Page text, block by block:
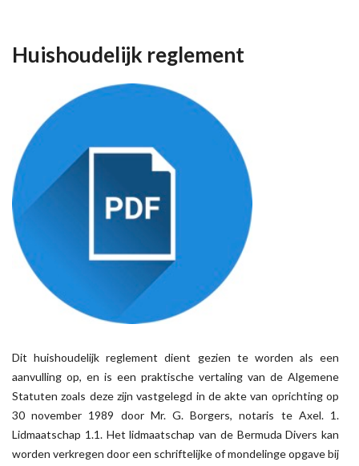
Huishoudelijk reglement
Dit huishoudelijk reglement dient gezien te worden als een
aanvulling op, en is een praktische vertaling van de Algemene
Statuten zoals deze zijn vastgelegd in de akte van oprichting op
30 november 1989 door Mr. G. Borgers, notaris te Axel. 1.
Lidmaatschap 1.1. Het lidmaatschap van de Bermuda Divers kan
worden verkregen door een schriftelijke of mondelinge opgave bij